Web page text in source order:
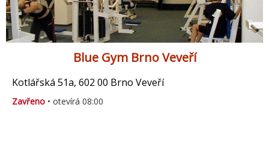
Blue Gym Brno Veveří
Kotlářská 51a, 602 00 Brno Veveří
Zavřeno • otevírá 08:00